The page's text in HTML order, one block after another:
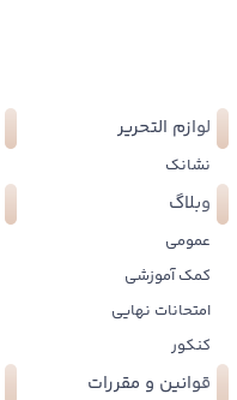
لوازم التحریر
نشانک
وبلاگ
عمومی
کمک آموزشی
امتحانات نهایی
کنکور
قوانین و مقررات